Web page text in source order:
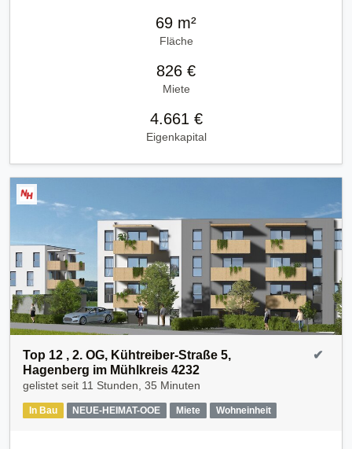
69 m²
Fläche
826 €
Miete
4.661 €
Eigenkapital
Top 12 , 2. OG, Kühtreiber-Straße 5,
Hagenberg im Mühlkreis 4232
gelistet seit 11 Stunden, 35 Minuten
In Bau NEUE-HEIMAT-OOE Miete Wohneinheit
✔